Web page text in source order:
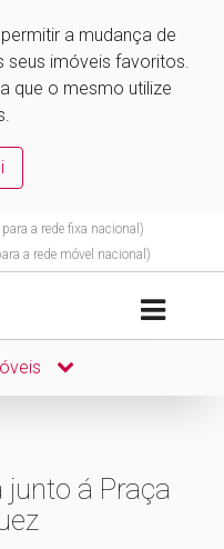
a mudança de
seus imóveis favoritos.
que o mesmo utilize
a rede fixa nacional)
a rede móvel nacional)
junto á Praça